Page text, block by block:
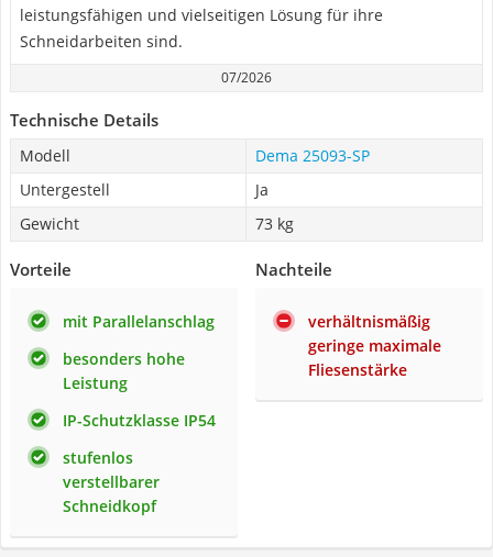
leistungsfähigen und vielseitigen Lösung für ihre
Schneidarbeiten sind.
07/2026
Technische Details
Modell
Dema ‎25093-SP
Untergestell
Ja
Gewicht
73 kg
Vorteile
mit Parallelanschlag
besonders hohe
Leistung
IP-Schutzklasse IP54
stufenlos
verstellbarer
Schneidkopf
Nachteile
verhältnismäßig
geringe maximale
Fliesenstärke